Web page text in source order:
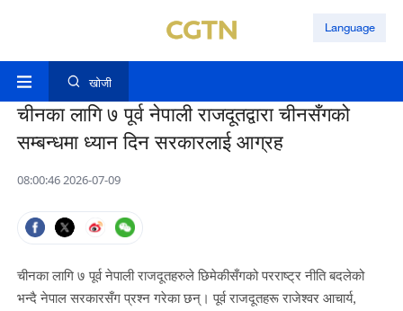
Language
खोजी
चीनका लागि ७ पूर्व नेपाली राजदूतद्वारा चीनसँगको
सम्बन्धमा ध्यान दिन सरकारलाई आग्रह
08:00:46 2026-07-09
चीनका लागि ७ पूर्व नेपाली राजदूतहरुले छिमेकीसँगको परराष्ट्र नीति बदलेको
भन्दै नेपाल सरकारसँग प्रश्न गरेका छन्। पूर्व राजदूतहरू राजेश्वर आचार्य,